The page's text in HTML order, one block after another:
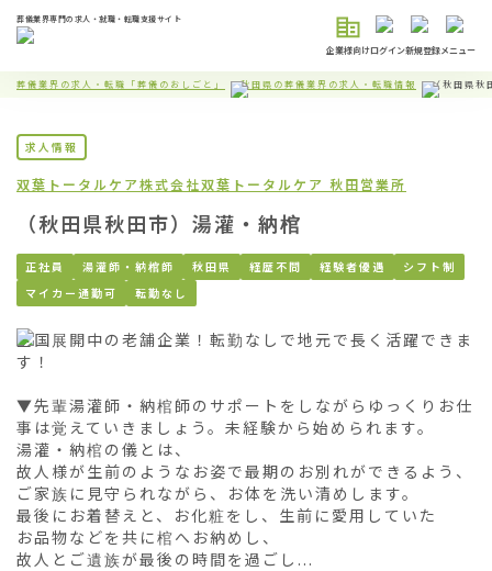
葬儀業界専門の求人・就職・転職支援サイト
企業様向けログイン新規登録メニュー
葬儀業界の求人・転職「葬儀のおしごと」 秋田県の葬儀業界の求人・転職情報 （秋田県秋
求人情報
双葉トータルケア株式会社双葉トータルケア 秋田営業所
（秋田県秋田市）湯灌・納棺
正社員 湯灌師・納棺師 秋田県 経歴不問 経験者優遇
シフト制
マイカー通勤可
転勤なし
全国展開中の老舗企業！転勤なしで地元で長く活躍できま
す！
▼先輩湯灌師・納棺師のサポートをしながらゆっくりお仕
事は覚えていきましょう。未経験から始められます。
湯灌・納棺の儀とは、
故人様が生前のようなお姿で最期のお別れができるよう、
ご家族に見守られながら、お体を洗い清めします。
最後にお着替えと、お化粧をし、生前に愛用していた
お品物などを共に棺へお納めし、
故人とご遺族が最後の時間を過ごし...